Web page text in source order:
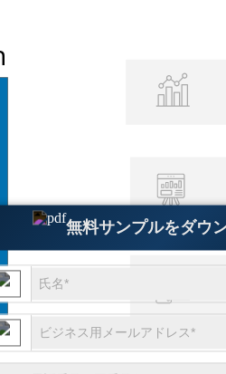
無料サンプルをダウ